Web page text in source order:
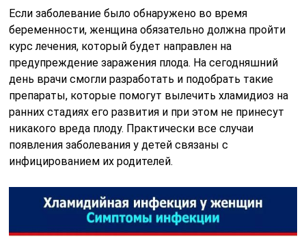
Если заболевание было обнаружено во время
беременности, женщина обязательно должна пройти
курс лечения, который будет направлен на
предупреждение заражения плода. На сегодняшний
день врачи смогли разработать и подобрать такие
препараты, которые помогут вылечить хламидиоз на
ранних стадиях его развития и при этом не принесут
никакого вреда плоду. Практически все случаи
появления заболевания у детей связаны с
инфицированием их родителей.